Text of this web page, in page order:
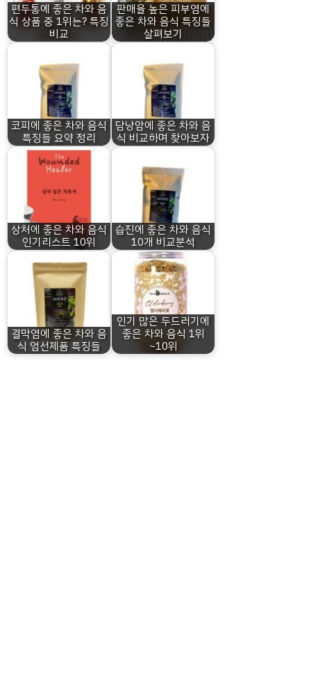
편두통에 좋은 차와 음
식 상품 중 1위는? 특징
비교
판매율 높은 피부염에
좋은 차와 음식 특징들
살펴보기
코피에 좋은 차와 음식
특징들 요약 정리
담낭암에 좋은 차와 음
식 비교하며 찾아보자
상처에 좋은 차와 음식
인기리스트 10위
습진에 좋은 차와 음식
10개 비교분석
결막염에 좋은 차와 음
식 엄선제품 특징들
인기 많은 두드러기에
좋은 차와 음식 1위
~10위